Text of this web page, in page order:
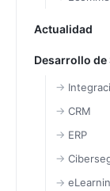
Actualidad
Desarrollo
CRM
ERP